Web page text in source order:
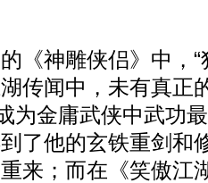
神雕侠侣》中，“
传闻中，未有真正
为金庸武侠中武功
了他的玄铁重剑和
来；而在《笑傲江